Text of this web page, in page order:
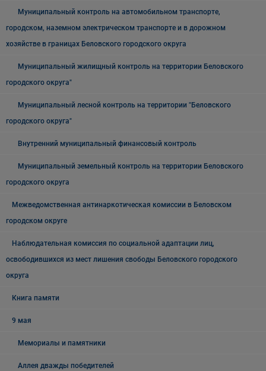
Муниципальный контроль на автомобильном транспорте,
городском, наземном электрическом транспорте и в дорожном
хозяйстве в границах Беловского городского округа
Муниципальный жилищный контроль на территории Беловского
городского округа"
Муниципальный лесной контроль на территории "Беловского
городского округа"
Внутренний муниципальный финансовый контроль
Муниципальный земельный контроль на территории Беловского
городского округа
Межведомственная антинаркотическая комиссии в Беловском
городском округе
Наблюдательная комиссия по социальной адаптации лиц,
освободившихся из мест лишения свободы Беловского городского
округа
Книга памяти
9 мая
Мемориалы и памятники
Аллея дважды победителей